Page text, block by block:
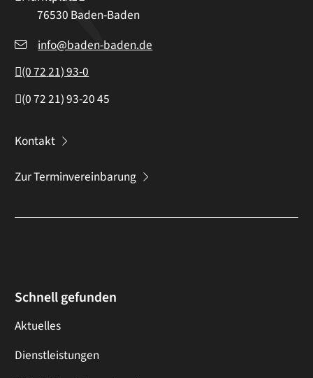
76530 Baden-Baden
info@baden-baden.de
(07221) 93-0
(07221) 93-2045
Kontakt
Zur Terminvereinbarung
Schnell gefunden
Aktuelles
Dienstleistungen